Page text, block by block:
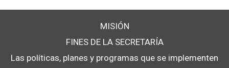
MISIÓN
FINES DE LA SECRETARÍA
Las políticas, planes y programas que se implementen